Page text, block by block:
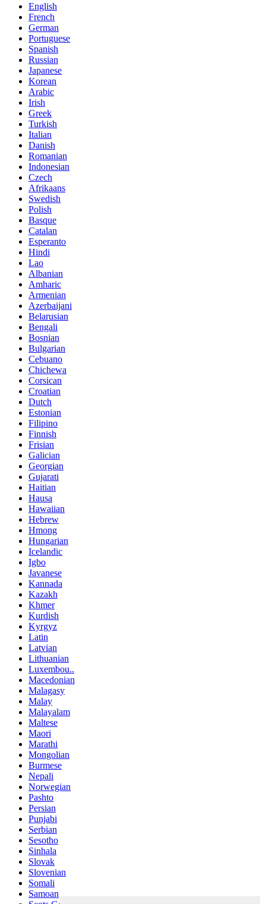
English
French
German
Portuguese
Spanish
Russian
Japanese
Korean
Arabic
Irish
Greek
Turkish
Italian
Danish
Romanian
Indonesian
Czech
Afrikaans
Swedish
Polish
Basque
Catalan
Esperanto
Hindi
Lao
Albanian
Amharic
Armenian
Azerbaijani
Belarusian
Bengali
Bosnian
Bulgarian
Cebuano
Chichewa
Corsican
Croatian
Dutch
Estonian
Filipino
Finnish
Frisian
Galician
Georgian
Gujarati
Haitian
Hausa
Hawaiian
Hebrew
Hmong
Hungarian
Icelandic
Igbo
Javanese
Kannada
Kazakh
Khmer
Kurdish
Kyrgyz
Latin
Latvian
Lithuanian
Luxembou..
Macedonian
Malagasy
Malay
Malayalam
Maltese
Maori
Marathi
Mongolian
Burmese
Nepali
Norwegian
Pashto
Persian
Punjabi
Serbian
Sesotho
Sinhala
Slovak
Slovenian
Somali
Samoan